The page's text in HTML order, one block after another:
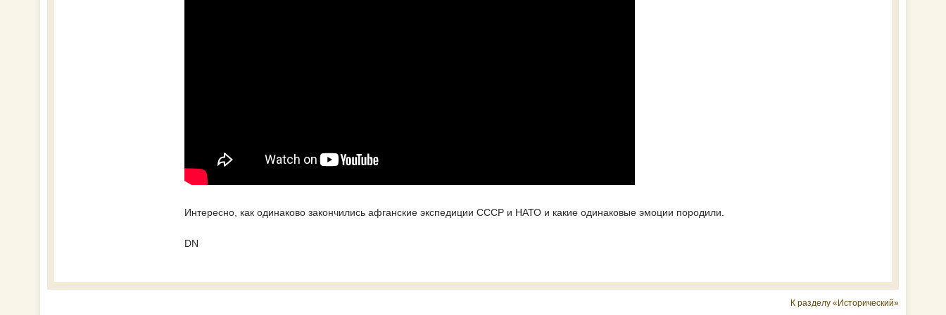
Интересно, как одинаково закончились афганские экспедиции СССР и НАТО и какие одинаковые эмоции породили.
DN
К разделу «Исторический»